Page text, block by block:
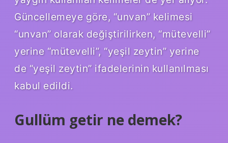
Güncellemeye göre, “unvan” kelimesi
“unvan” olarak değiştirilirken, “mütevelli”
yerine “mütevelli”, “yeşil zeytin” yerine
de “yeşil zeytin” ifadelerinin kullanılması
kabul edildi.
Gullüm getir ne demek?